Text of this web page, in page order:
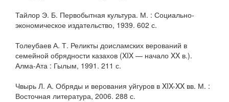
Тайлор Э. Б. Первобытная культура. М. : Социально-
экономическое издательство, 1939. 602 с.
Толеубаев А. Т. Реликты доисламских верований в
семейной обрядности казахов (XIX — начало XX в.).
Алма-Ата : Гылым, 1991. 211 с.
Чвырь Л. А. Обряды и верования уйгуров в XIX-XX вв. М. :
Восточная литература, 2006. 288 с.